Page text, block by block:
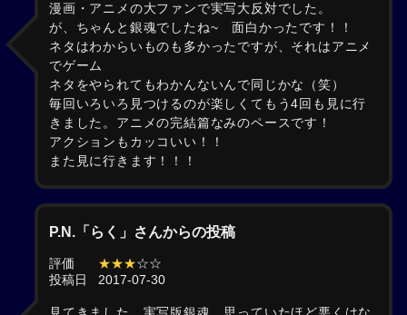
漫画・アニメの大ファンで実写大反対でした。
が、ちゃんと銀魂でしたね~ 面白かったです！！
ネタはわからいものも多かったですが、それはアニメ
でゲーム
ネタをやられてもわかんないんで同じかな（笑）
毎回いろいろ見つけるのが楽しくてもう4回も見に行
きました。アニメの完結篇なみのペースです！
アクションもカッコいい！！
また見に行きます！！！
P.N.「らく」さんからの投稿
評価 ★★★☆☆
投稿日
2017-07-30